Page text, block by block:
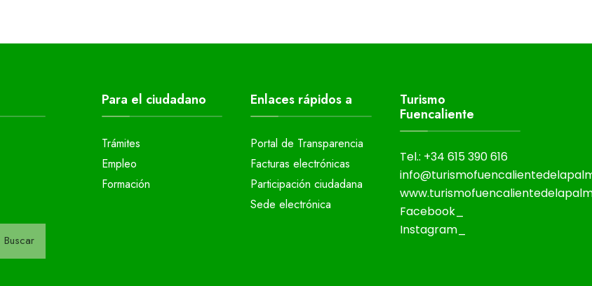
Buscar
Para el ciudadano
Trámites
Empleo
Formación
Enlaces rápidos a
Portal de Transparencia
Facturas electrónicas
Participación ciudadana
Sede electrónica
Turismo
Fuencaliente
Tel.: +34 615 390 616
Facebook_
Instagram_